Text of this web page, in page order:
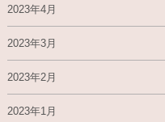
2023年4月
2023年3月
2023年2月
2023年1月